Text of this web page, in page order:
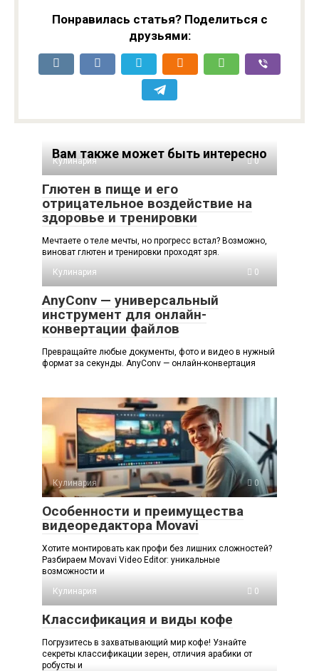
Понравилась статья? Поделиться с
друзьями:
Вам также может быть интересно
Кулинария 0
Глютен в пище и его
отрицательное воздействие на
здоровье и тренировки
Мечтаете о теле мечты, но прогресс встал? Возможно,
виноват глютен и тренировки проходят зря.
Кулинария
0
AnyConv — универсальный
инструмент для онлайн-
конвертации файлов
Превращайте любые документы, фото и видео в нужный
формат за секунды. AnyConv — онлайн-конвертация
Кулинария 0
Особенности и преимущества
видеоредактора Movavi
Хотите монтировать как профи без лишних сложностей?
Разбираем Movavi Video Editor: уникальные
возможности и
Кулинария
0
Классификация и виды кофе
Погрузитесь в захватывающий мир кофе! Узнайте
секреты классификации зерен, отличия арабики от
робусты и